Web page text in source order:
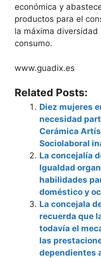
económica y
productos para el
la máxima
consumo.
www.guadix.es
Related Posts:
Diez mujeres
necesidad
Cerámica
Sociolaboral
La concejalía
Igualdad
habilidades
doméstico y
La concejala
recuerda que
todavía el
las
dependientes